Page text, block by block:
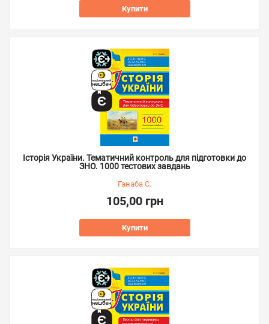
Купити
Історія України. Тематичний контроль для підготовки до
ЗНО. 1000 тестових завдань
Ганаба С.
105,00 грн
Купити